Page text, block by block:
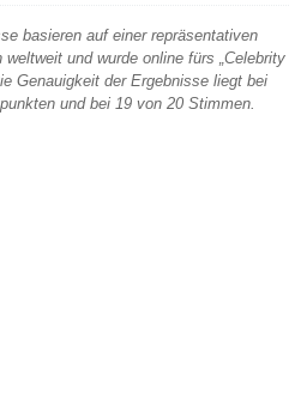
basieren auf einer repräsentativen
und wurde online fürs „Celebrity
Genauigkeit der Ergebnisse liegt bei
und bei 19 von 20 Stimmen.